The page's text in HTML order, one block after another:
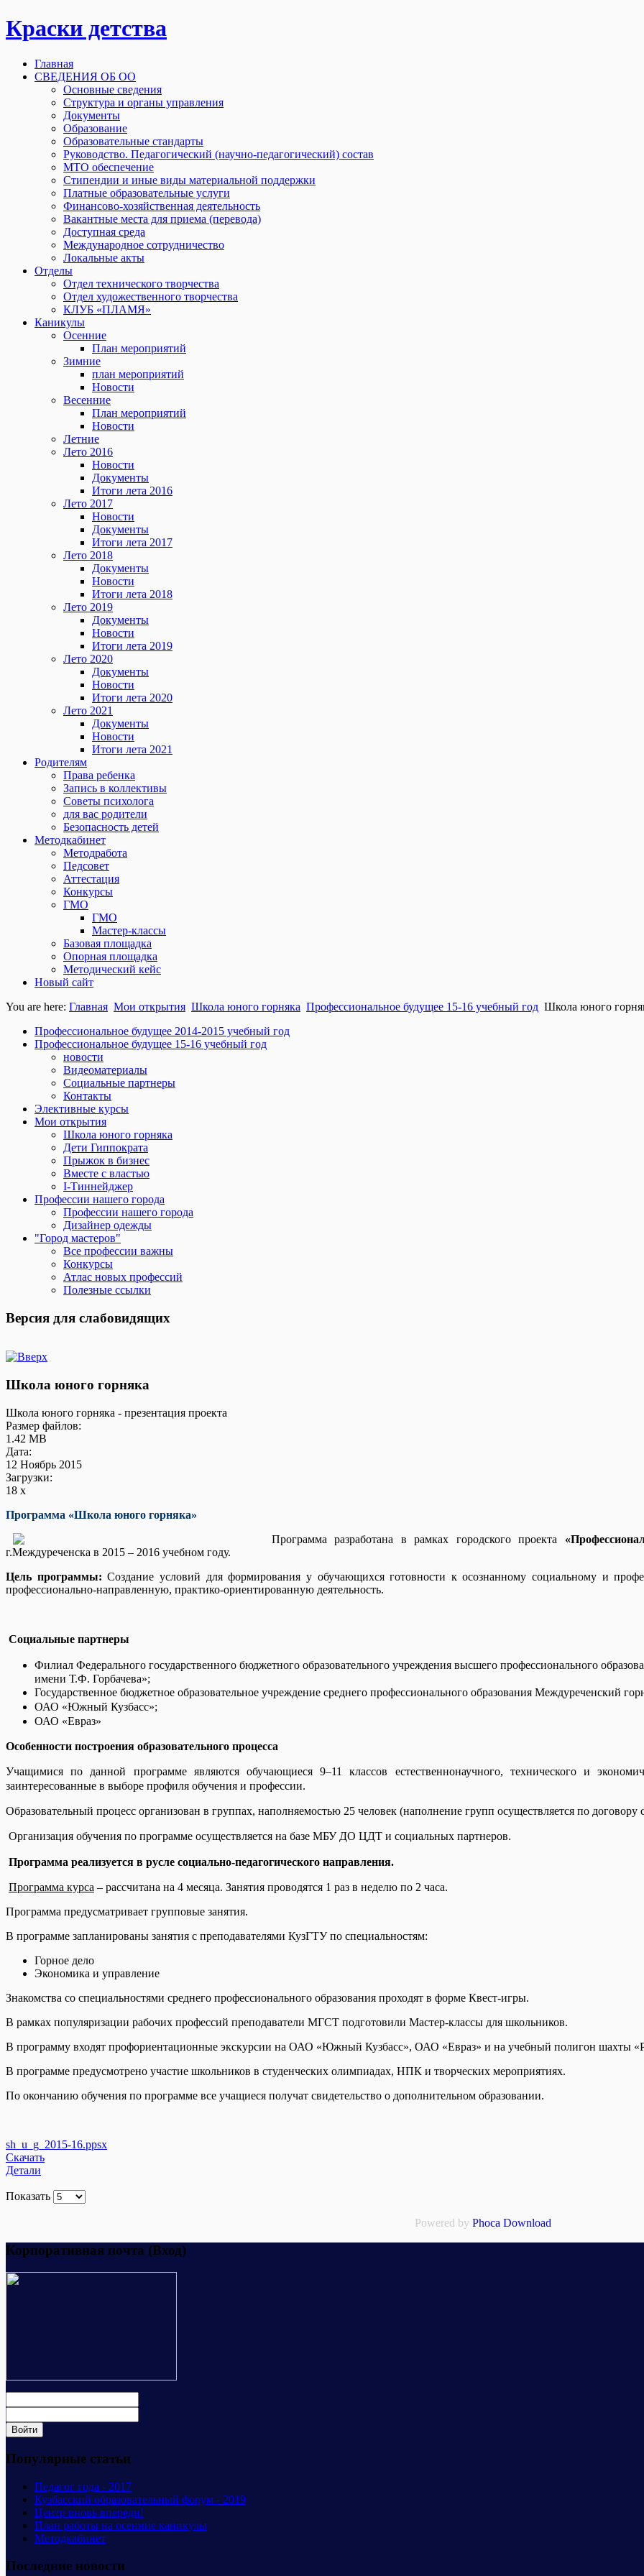
Краски детства
Главная
СВЕДЕНИЯ ОБ ОО
Основные сведения
Структура и органы управления
Документы
Образование
Образовательные стандарты
Руководство. Педагогический (научно-педагогический) состав
МТО обеспечение
Стипендии и иные виды материальной поддержки
Платные образовательные услуги
Финансово-хозяйственная деятельность
Вакантные места для приема (перевода)
Доступная среда
Международное сотрудничество
Локальные акты
Отделы
Отдел технического творчества
Отдел художественного творчества
КЛУБ «ПЛАМЯ»
Каникулы
Осенние
План мероприятий
Зимние
план мероприятий
Новости
Весенние
План мероприятий
Новости
Летние
Лето 2016
Новости
Документы
Итоги лета 2016
Лето 2017
Новости
Документы
Итоги лета 2017
Лето 2018
Документы
Новости
Итоги лета 2018
Лето 2019
Документы
Новости
Итоги лета 2019
Лето 2020
Документы
Новости
Итоги лета 2020
Лето 2021
Документы
Новости
Итоги лета 2021
Родителям
Права ребенка
Запись в коллективы
Советы психолога
для вас родители
Безопасность детей
Методкабинет
Методработа
Педсовет
Аттестация
Конкурсы
ГМО
ГМО
Мастер-классы
Базовая площадка
Опорная площадка
Методический кейс
Новый сайт
You are here: Главная Мои открытия Школа юного горняка Профессиональное будущее 15-16 учебный год Школа юного
Профессиональное будущее 2014-2015 учебный год
Профессиональное будущее 15-16 учебный год
новости
Видеоматериалы
Социальные партнеры
Контакты
Элективные курсы
Мои открытия
Школа юного горняка
Дети Гиппократа
Прыжок в бизнес
Вместе с властью
I-Тиннейджер
Профессии нашего города
Профессии нашего города
Дизайнер одежды
"Город мастеров"
Все профессии важны
Конкурсы
Атлас новых профессий
Полезные ссылки
Версия для слабовидящих
Школа юного горняка
Школа юного горняка - презентация проекта
Размер файлов:
1.42 MB
Дата:
12 Ноябрь 2015
Загрузки:
18 x
Программа «Школа юного горняка»
Программа разработана в рамках городского проекта
г.Междуреченска в 2015 – 2016 учебном году.
Цель программы: Создание условий для формирования у обучающихся готовности к осознанному социальному и
профессионально-направленную, практико-ориентированную деятельность.
Социальные партнеры
Филиал Федерального государственного бюджетного образовательного учреждения высшего профессионального
имени Т.Ф. Горбачева»;
Государственное бюджетное образовательное учреждение среднего профессионального образования Междуреченский
ОАО «Южный Кузбасс»;
ОАО «Евраз»
Особенности построения образовательного процесса
Учащимися по данной программе являются обучающиеся 9–11 классов естественнонаучного, технического и
заинтересованные в выборе профиля обучения и профессии.
Образовательный процесс организован в группах, наполняемостью 25 человек (наполнение групп осуществляется по
Организация обучения по программе осуществляется на базе МБУ ДО ЦДТ и социальных партнеров.
Программа реализуется в русле социально-педагогического направления.
Программа курса – рассчитана на 4 месяца. Занятия проводятся 1 раз в неделю по 2 часа.
Программа предусматривает групповые занятия.
В программе запланированы занятия с преподавателями КузГТУ по специальностям:
Горное дело
Экономика и управление
Знакомства со специальностями среднего профессионального образования проходят в форме Квест-игры.
В рамках популяризации рабочих профессий преподаватели МГСТ подготовили Мастер-классы для школьников.
В программу входят профориентационные экскурсии на ОАО «Южный Кузбасс», ОАО «Евраз» и на учебный полигон шахты
В программе предусмотрено участие школьников в студенческих олимпиадах, НПК и творческих мероприятиях.
По окончанию обучения по программе все учащиеся получат свидетельство о дополнительном образовании.
sh_u_g_2015-16.ppsx
Скачать
Детали
Показать
Powered by Phoca Download
Корпоративная почта (Вход)
Популярные статьи
Педагог года - 2017
Кузбасский образовательный форум - 2019
Центр вновь впереди!
План работы на осенние каникулы
Методкабинет
Последние новости